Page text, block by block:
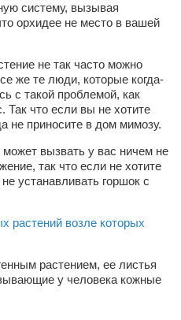
магазин — кафе
— магазин велосипедов
супермаркет
центр
систему, вызывая
орхидее не место в вашей
не так часто можно
же те люди, которые когда-
с такой проблемой, как
Так что если вы не хотите
не приносите в дом мимозу.
может вызвать у вас ничем не
так что если не хотите
устанавливать горшок с
растений возле которых
растением, ее листья
у человека кожные